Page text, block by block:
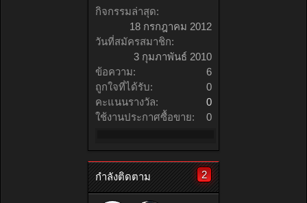
กิจกรรมล่าสุด:
18 กรกฎาคม 2012
วันที่สมัครสมาชิก:
3 กุมภาพันธ์ 2010
ข้อความ:
6
ถูกใจที่ได้รับ:
0
คะแนนรางวัล:
0
ใช้งานประกาศซื้อขาย:
0
กำลังติดตาม 2